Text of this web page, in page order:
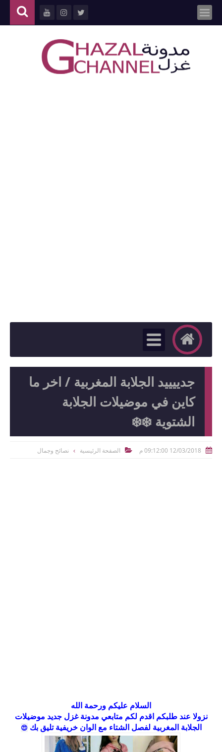
جدييييد الجلابة المغربية / اخر ما
كاين في موضيلات الجلابة
الشتوية ❄️❄️
 12/03/2018 09:12:00 م  الصفحة الرئيسية نصائح وجمال
السلام عليكم ورحمة الله
نزولا عند طلبكم اقدم لكم متابعي مدونة غزل جديد موضيلات
الجلابة المغربية لفصل الشتاء مع الوان خريفية تليق بك 😍